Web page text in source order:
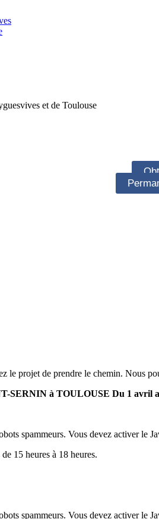
et de Toulouse
le projet de prendre le chemin. Nous
SERNIN à TOULOUSE Du 1 avril
spammeurs. Vous devez activer le
15 heures à 18 heures.
spammeurs. Vous devez activer le